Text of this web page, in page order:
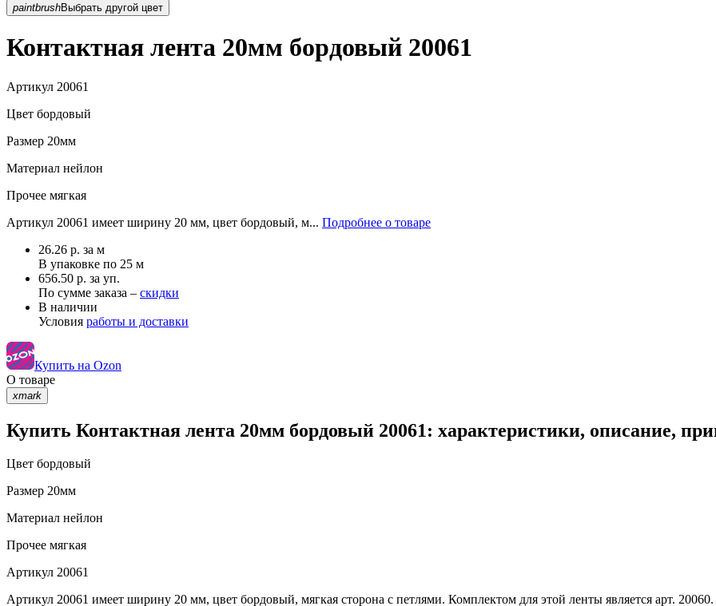
paintbrush Выбрать другой цвет
Контактная лента 20мм бордовый 20061
Артикул 20061
Цвет бордовый
Размер 20мм
Материал нейлон
Прочее мягкая
Артикул 20061 имеет ширину 20 мм, цвет бордовый, м... Подробнее о товаре
26.26 р. за м
В упаковке по 25 м
656.50 р. за уп.
По сумме заказа – скидки
В наличии
Условия работы и доставки
Купить на Ozon
О товаре
xmark
Купить Контактная лента 20мм бордовый 20061: характеристики, описание,
Цвет бордовый
Размер 20мм
Материал нейлон
Прочее мягкая
Артикул 20061
Артикул 20061 имеет ширину 20 мм, цвет бордовый, мягкая сторона с петлями. Комплектом для этой ленты является арт.